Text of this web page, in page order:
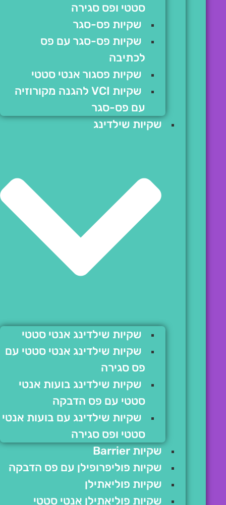
סטטי ופס סגירה
שקיות פס-סגר
שקיות פס-סגר עם פס
לכתיבה
שקיות פסגור אנטי סטטי
שקיות VCI להגנה מקורוזיה
עם פס-סגר
שקיות שילדינג
שקיות שילדינג אנטי סטטי
שקיות שילדינג אנטי סטטי עם
פס סגירה
שקיות שילדינג בועות אנטי
סטטי עם פס הדבקה
שקיות שילדינג עם בועות אנטי
סטטי ופס סגירה
שקיות Barrier
שקיות פוליפרופילן עם פס הדבקה
שקיות פוליאתילן
שקיות פוליאתילן אנטי סטטי